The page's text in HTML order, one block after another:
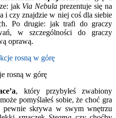
jak Via Nebula prezentuje się na
i czy znajdzie w niej coś dla siebie
Po drugie: jak trafi do graczy
w szczególności do graczy
oprawą.
rosną w górę
, który przybyłeś zwabiony
pomyślałeś sobie, że choć gra
pewnie skrywa w swym wnętrzu